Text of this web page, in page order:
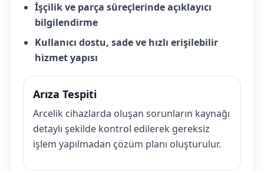
İşçilik ve parça süreçlerinde açıklayıcı
bilgilendirme
Kullanıcı dostu, sade ve hızlı erişilebilir
hizmet yapısı
Arıza Tespiti
Arcelik cihazlarda oluşan sorunların kaynağı
detaylı şekilde kontrol edilerek gereksiz
işlem yapılmadan çözüm planı oluşturulur.